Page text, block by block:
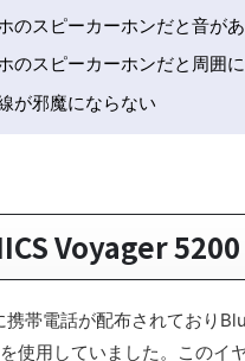
のスピーカーホンだと音が
のスピーカーホンだと周囲
が邪魔にならない
Voyager 5200
携帯電話が配布されており
使用していました。このイ